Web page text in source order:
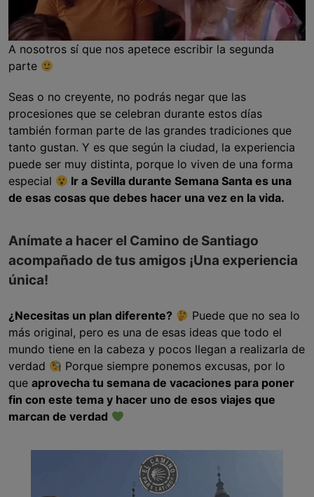
A nosotros sí que nos apetece escribir la segunda
parte
Seas o no creyente, no podrás negar que las
procesiones que se celebran durante estos días
también forman parte de las grandes tradiciones que
tanto gustan. Y es que según la ciudad, la experiencia
puede ser muy distinta, porque lo viven de una forma
especial
Ir a Sevilla durante Semana Santa es una
de esas cosas que debes hacer una vez en la vida.
Anímate a hacer el Camino de Santiago
acompañado de tus amigos ¡Una experiencia
única!
¿Necesitas un plan diferente?
Puede que no sea lo
más original, pero es una de esas ideas que todo el
mundo tiene en la cabeza y pocos llegan a realizarla de
verdad
Porque siempre ponemos excusas, por lo
que aprovecha tu semana de vacaciones para poner
fin con este tema y hacer uno de esos viajes que
marcan de verdad